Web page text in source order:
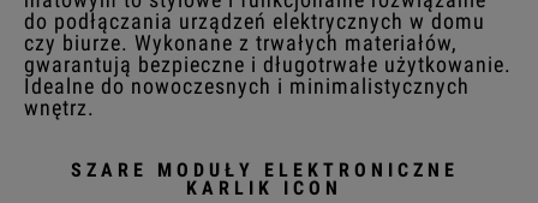
do podłączania urządzeń elektrycznych w domu
czy biurze. Wykonane z trwałych materiałów,
gwarantują bezpieczne i długotrwałe użytkowanie.
Idealne do nowoczesnych i minimalistycznych
wnętrz.
SZARE MODUŁY ELEKTRONICZNE
KARLIK ICON